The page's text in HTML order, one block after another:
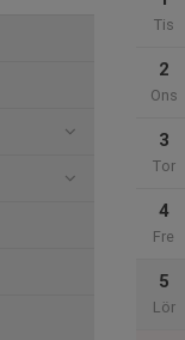
Tis
2
Ons
3
Tor
4
Fre
5
Lör